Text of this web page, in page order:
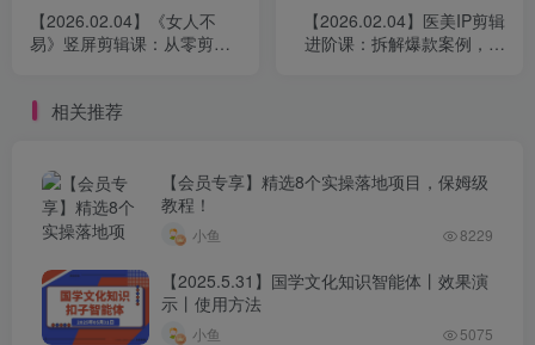
【2026.02.04】《女人不
易》竖屏剪辑课：从零剪出
【2026.02.04】医美IP剪辑
进阶课：拆解爆款案例，掌
相关推荐
【会员专享】精选8个实操落地项目，保姆级
教程！
小鱼 8229
【2025.5.31】国学文化知识智能体丨效果演
示丨使用方法
小鱼 5075